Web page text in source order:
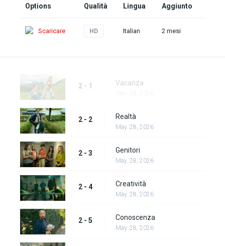
Options Qualità Lingua Aggiunto
Scaricare HD Italian 2 mesi
2 - 1 Vacanza
2 - 2 Realtà
May. 28, 2026
2 - 3 Genitori
May. 28, 2026
2 - 4 Creatività
May. 28, 2026
2 - 5 Conoscenza
May. 28, 2026